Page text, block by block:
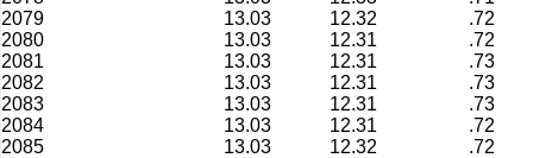
2079
13.03 12.32
.72
2080
13.03 12.31
.72
2081
13.03 12.31
.73
2082
13.03 12.31
.73
2083
13.03 12.31
.73
2084
13.03 12.31
.72
2085
13.03 12.32 .72